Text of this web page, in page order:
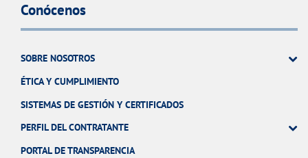
Conócenos
SOBRE NOSOTROS
ÉTICA Y CUMPLIMIENTO
SISTEMAS DE GESTIÓN Y CERTIFICADOS
PERFIL DEL CONTRATANTE
PORTAL DE TRANSPARENCIA